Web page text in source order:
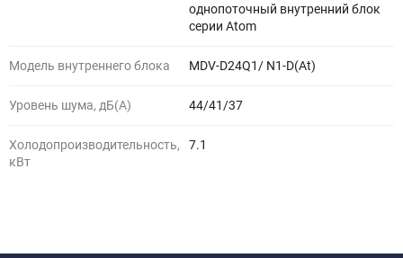
однопоточный внутренний блок
серии Atom
Модель внутреннего блока MDV-D24Q1/ N1-D(At)
Уровень шума, дБ(A) 44/41/37
Холодопроизводительность,
кВт
7.1